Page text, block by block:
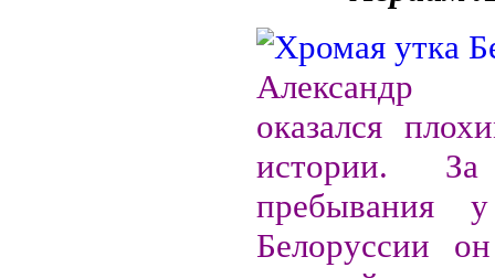
Александр
оказался
истории.
пребывания
Белоруссии